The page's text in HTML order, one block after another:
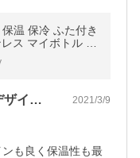
温 保冷 ふた付き
ス マイボトル 真
16oz（47
今回買わせていただきました。デザインも… 2021/3/9
も良く保温性も最